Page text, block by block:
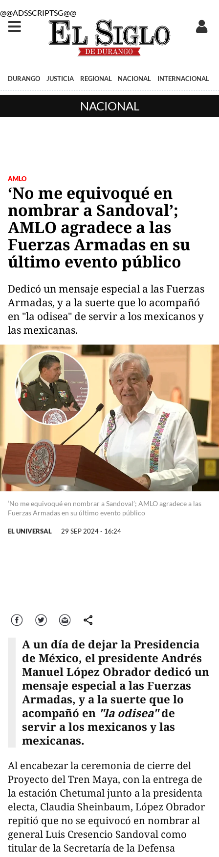
@@ADSSCRIPTSG@@
DURANGO JUSTICIA REGIONAL NACIONAL INTERNACIONAL
NACIONAL
AMLO
‘No me equivoqué en
nombrar a Sandoval’;
AMLO agradece a las
Fuerzas Armadas en su
último evento público
Dedicó un mensaje especial a las Fuerzas
Armadas, y a la suerte que lo acompañó
en "la odisea" de servir a los mexicanos y
las mexicanas.
‘No me equivoqué en nombrar a Sandoval’; AMLO agradece a las
Fuerzas Armadas en su último evento público
EL UNIVERSAL 29 SEP 2024 - 16:24
Facebook Twitter Correo comparte
A un día de dejar la Presidencia
de México, el presidente Andrés
Manuel López Obrador dedicó un
mensaje especial a las Fuerzas
Armadas, y a la suerte que lo
acompañó en "la odisea"de
servir a los mexicanos y las
mexicanas.
Al encabezar la ceremonia de cierre del
Proyecto del Tren Maya, con la entrega de
la estación Chetumal junto a la presidenta
electa, Claudia Sheinbaum, López Obrador
repitió que no se equivocó en nombrar al
general Luis Cresencio Sandoval como
titular de la Secretaría de la Defensa